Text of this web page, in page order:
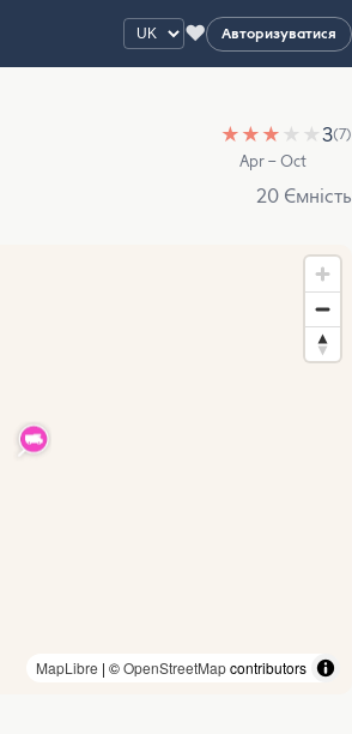
♥ Авторизуватися
★ ★ ★ ★ ★3(7)
Apr – Oct
20 Ємність
MapLibre | ©OpenStreetMapcontributors